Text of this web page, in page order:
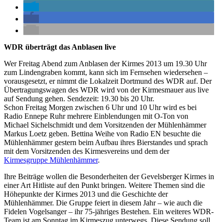
WDR überträgt das Anblasen live
Wer Freitag Abend zum Anblasen der Kirmes 2013 um 19.30 Uhr
zum Lindengraben kommt, kann sich im Fernsehen wiedersehen –
vorausgesetzt, er nimmt die Lokalzeit Dortmund des WDR auf. Der
Übertragungswagen des WDR wird von der Kirmesmauer aus live
auf Sendung gehen. Sendezeit: 19.30 bis 20 Uhr.
Schon Freitag Morgen zwischen 6 Uhr und 10 Uhr wird es bei
Radio Ennepe Ruhr mehrere Einblendungen mit O-Ton von
Michael Sichelschmidt und dem Vorsitzenden der Mühlenhämmer
Markus Loetz geben. Bettina Weihe von Radio EN besuchte die
Mühlenhämmer gestern beim Aufbau ihres Bierstandes und sprach
mit dem Vorsitzenden des Kirmesvereins und dem der
Kirmesgruppe Mühlenhämmer.
Ihre Beiträge wollen die Besonderheiten der Gevelsberger Kirmes in
einer Art Hitliste auf den Punkt bringen. Weitere Themen sind die
Höhepunkte der Kirmes 2013 und die Geschichte der
Mühlenhämmer. Die Gruppe feiert in diesem Jahr – wie auch die
Fidelen Vogelsanger – ihr 75-jähriges Bestehen. Ein weiteres WDR-